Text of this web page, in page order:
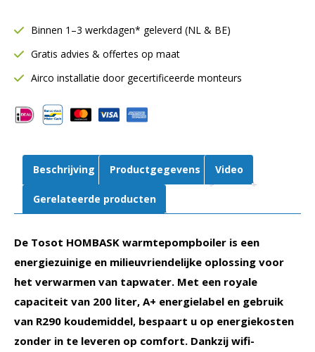
GREE
200L
|
aantal
Binnen 1–3 werkdagen* geleverd (NL & BE)
Gratis advies & offertes op maat
Airco installatie door gecertificeerde monteurs
Beschrijving Productgegevens Video
Gerelateerde producten
De Tosot HOMBASK warmtepompboiler is een
energiezuinige en milieuvriendelijke oplossing voor
het verwarmen van tapwater. Met een royale
capaciteit van 200 liter, A+ energielabel en gebruik
van R290 koudemiddel, bespaart u op energiekosten
zonder in te leveren op comfort. Dankzij wifi-